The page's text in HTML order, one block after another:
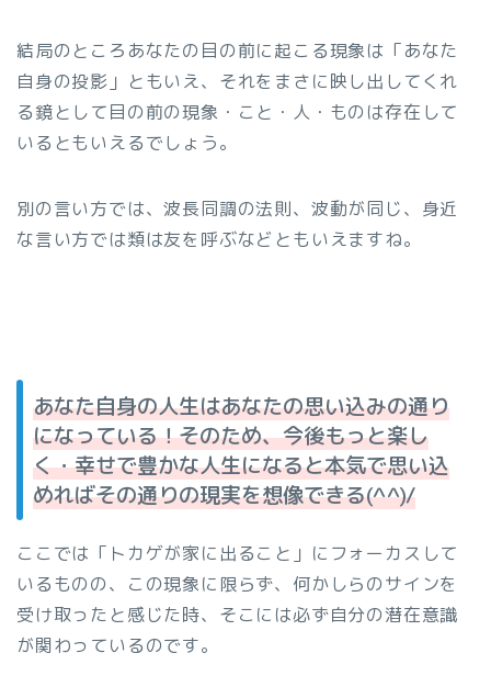
結局のところあなたの目の前に起こる現象は「あなた
自身の投影」ともいえ、それをまさに映し出してくれ
る鏡として目の前の現象・こと・人・ものは存在して
いるともいえるでしょう。
別の言い方では、波長同調の法則、波動が同じ、身近
な言い方では類は友を呼ぶなどともいえますね。
あなた自身の人生はあなたの思い込みの通り
になっている！そのため、今後もっと楽し
く・幸せで豊かな人生になると本気で思い込
めればその通りの現実を想像できる(^^)/
ここでは「トカゲが家に出ること」にフォーカスして
いるものの、この現象に限らず、何かしらのサインを
受け取ったと感じた時、そこには必ず自分の潜在意識
が関わっているのです。